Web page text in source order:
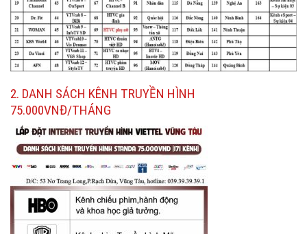
2. DANH SÁCH KÊNH TRUYỀN HÌNH
75.000VNĐ/THÁNG